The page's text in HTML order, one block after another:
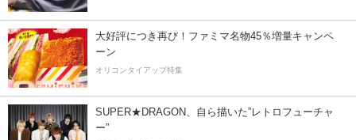
大好評につき再び！ファミマ名物45％増量キャンペ
ーン
オリコンタイアップ特集
SUPER★DRAGON、自ら描いた”レトロフューチャ
ー”